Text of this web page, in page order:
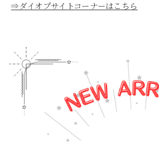
⇒ダイオプサイトコーナーはこちら